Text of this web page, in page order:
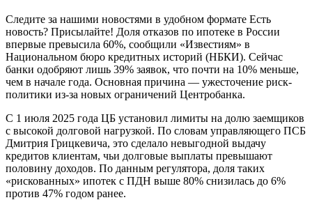
Следите за нашими новостями в удобном формате Есть
новость? Присылайте! Доля отказов по ипотеке в России
впервые превысила 60%, сообщили «Известиям» в
Национальном бюро кредитных историй (НБКИ). Сейчас
банки одобряют лишь 39% заявок, что почти на 10% меньше,
чем в начале года. Основная причина — ужесточение риск-
политики из-за новых ограничений Центробанка.
С 1 июля 2025 года ЦБ установил лимиты на долю заемщиков
с высокой долговой нагрузкой. По словам управляющего ПСБ
Дмитрия Грицкевича, это сделало невыгодной выдачу
кредитов клиентам, чьи долговые выплаты превышают
половину доходов. По данным регулятора, доля таких
«рискованных» ипотек с ПДН выше 80% снизилась до 6%
против 47% годом ранее.